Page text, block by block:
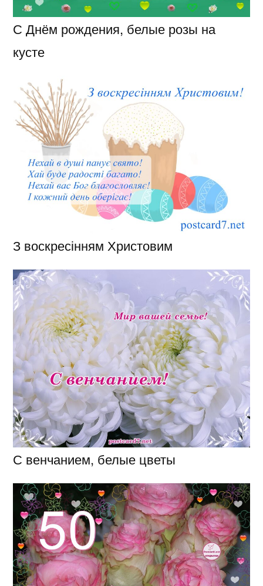
С Днём рождения, белые розы на
кусте
З воскресінням Христовим
С венчанием, белые цветы